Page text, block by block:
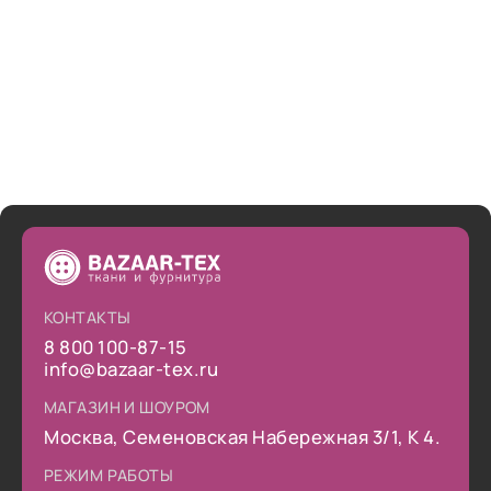
КОНТАКТЫ
8 800 100-87-15
info@bazaar-tex.ru
МАГАЗИН И ШОУРОМ
Москва, Семеновская Набережная 3/1, К 4.
РЕЖИМ РАБОТЫ